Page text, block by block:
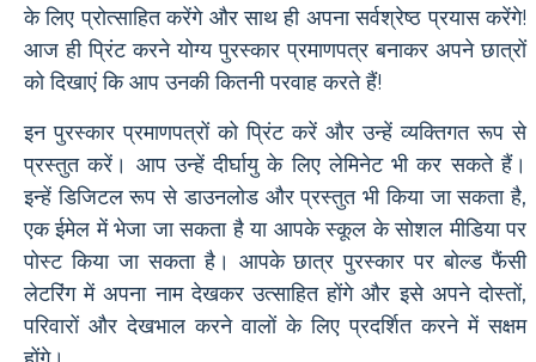
के लिए प्रोत्साहित करेंगे और साथ ही अपना सर्वश्रेष्ठ प्रयास करेंगे!
आज ही प्रिंट करने योग्य पुरस्कार प्रमाणपत्र बनाकर अपने छात्रों
को दिखाएं कि आप उनकी कितनी परवाह करते हैं!
इन पुरस्कार प्रमाणपत्रों को प्रिंट करें और उन्हें व्यक्तिगत रूप से
प्रस्तुत करें। आप उन्हें दीर्घायु के लिए लेमिनेट भी कर सकते हैं।
इन्हें डिजिटल रूप से डाउनलोड और प्रस्तुत भी किया जा सकता है,
एक ईमेल में भेजा जा सकता है या आपके स्कूल के सोशल मीडिया पर
पोस्ट किया जा सकता है। आपके छात्र पुरस्कार पर बोल्ड फैंसी
लेटरिंग में अपना नाम देखकर उत्साहित होंगे और इसे अपने दोस्तों,
परिवारों और देखभाल करने वालों के लिए प्रदर्शित करने में सक्षम